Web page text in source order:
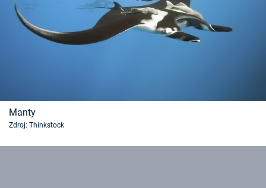
Manty
Zdroj: Thinkstock